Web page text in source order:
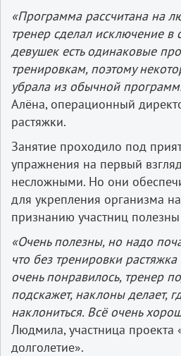
«Программа рассчитана на
тренер сделал исключение в
девушек есть одинаковые
тренировкам, поэтому
убрала из обычной
Алёна, операционный
растяжки.
Занятие проходило под
упражнения на первый
несложными. Но они
для укрепления организма
признанию участниц
«Очень полезны, но надо
что без тренировки растяжка
очень понравилось, тренер
подскажет, наклоны делает,
наклониться. Всё очень
Людмила, участница проекта
долголетие».